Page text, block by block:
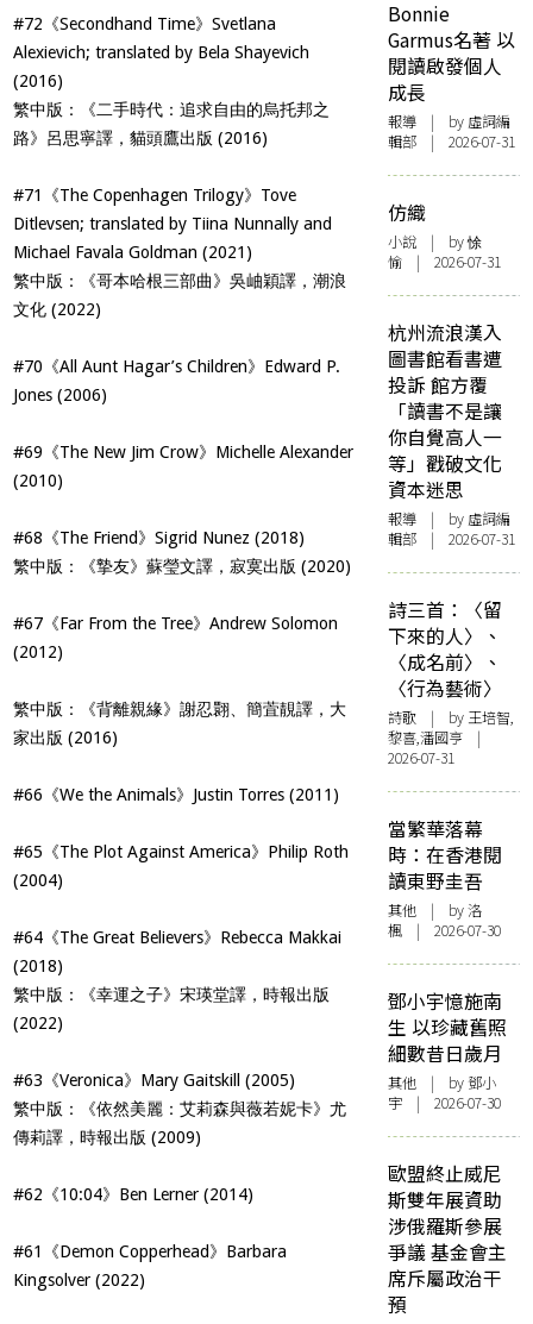
#72《Secondhand Time》Svetlana
Alexievich; translated by Bela Shayevich
(2016)
繁中版：《二手時代：追求自由的烏托邦之
路》呂思寧譯，貓頭鷹出版 (2016)
#71《The Copenhagen Trilogy》Tove
Ditlevsen; translated by Tiina Nunnally and
Michael Favala Goldman (2021)
繁中版：《哥本哈根三部曲》吳岫穎譯，潮浪
文化 (2022)
#70《All Aunt Hagar’s Children》Edward P.
Jones (2006)
#69《The New Jim Crow》Michelle Alexander
(2010)
#68《The Friend》Sigrid Nunez (2018)
繁中版：《摯友》蘇瑩文譯，寂寞出版 (2020)
#67《Far From the Tree》Andrew Solomon
(2012)
繁中版：《背離親緣》謝忍翾、簡萓靚譯，大
家出版 (2016)
#66《We the Animals》Justin Torres (2011)
#65《The Plot Against America》Philip Roth
(2004)
#64《The Great Believers》Rebecca Makkai
(2018)
繁中版：《幸運之子》宋瑛堂譯，時報出版
(2022)
#63《Veronica》Mary Gaitskill (2005)
繁中版：《依然美麗：艾莉森與薇若妮卡》尤
傳莉譯，時報出版 (2009)
#62《10:04》Ben Lerner (2014)
#61《Demon Copperhead》Barbara
Kingsolver (2022)
Bonnie
Garmus名著 以
閱讀啟發個人
成長
報導 | by 虛詞編
輯部 | 2026-07-31
仿織
小說 | by 悇
愉 | 2026-07-31
杭州流浪漢入
圖書館看書遭
投訴 館方覆
「讀書不是讓
你自覺高人一
等」戳破文化
資本迷思
報導 | by 虛詞編
輯部 | 2026-07-31
詩三首：〈留
下來的人〉、
〈成名前〉、
〈行為藝術〉
詩歌 | by 王培智,
黎喜,潘國亨 |
2026-07-31
當繁華落幕
時：在香港閱
讀東野圭吾
其他 | by洛
楓 | 2026-07-30
鄧小宇憶施南
生 以珍藏舊照
細數昔日歲月
其他 | by 鄧小
宇 | 2026-07-30
歐盟終止威尼
斯雙年展資助
涉俄羅斯參展
爭議 基金會主
席斥屬政治干
預